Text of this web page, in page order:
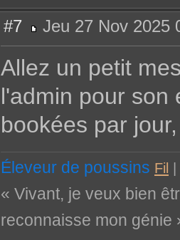
#7
e
a
Jeu 27 Nov 2025
Allez un petit
l'admin pour son
bookées par
Éleveur de poussins Fil |
« Vivant, je veux bien
reconnaisse mon génie